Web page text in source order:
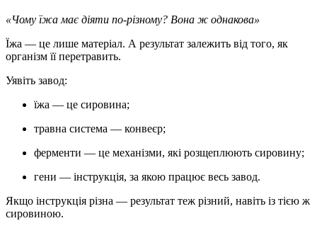
«Чому їжа має діяти по-різному? Вона ж однакова»
Їжа — це лише матеріал. А результат залежить від того, як
організм її перетравить.
Уявіть завод:
їжа — це сировина;
травна система — конвеєр;
ферменти — це механізми, які розщеплюють сировину;
гени — інструкція, за якою працює весь завод.
Якщо інструкція різна — результат теж різний, навіть із тією ж
сировиною.